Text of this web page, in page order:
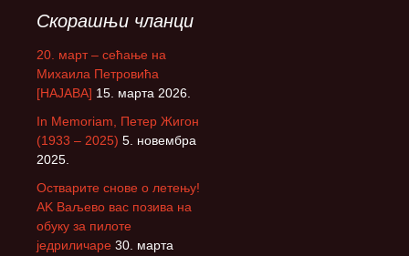
Скорашњи чланци
20. март – сећање на
Михаила Петровића
[НАЈАВА] 15. марта 2026.
In Memoriam, Петер Жигон
(1933 – 2025) 5. новембра
2025.
Остварите снове о летењу!
АK Ваљево вас позива на
обуку за пилоте
једриличаре 30. марта